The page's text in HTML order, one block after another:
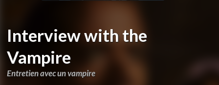
Interview with the
Vampire
Entretien avec un vampire